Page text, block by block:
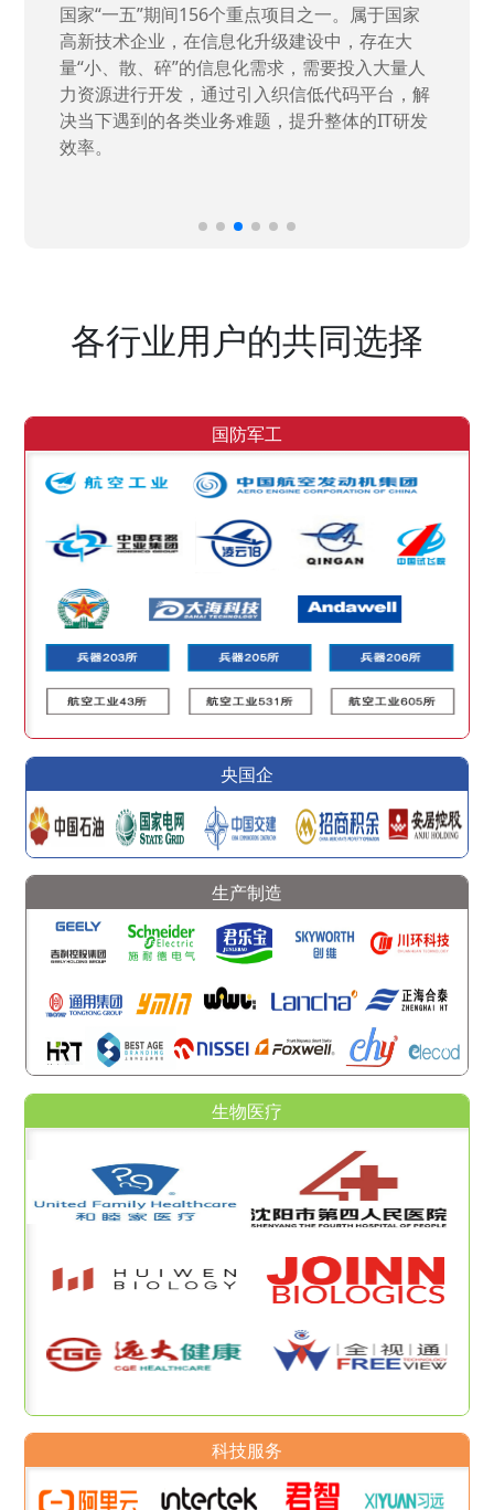
国家“一五”期间156个重点项目之一。属于国家
高新技术企业，在信息化升级建设中，存在大
量“小、散、碎”的信息化需求，需要投入大量人
力资源进行开发，通过引入织信低代码平台，解
决当下遇到的各类业务难题，提升整体的IT研发
效率。
各行业用户的共同选择
国防军工
央国企
生产制造
生物医疗
科技服务